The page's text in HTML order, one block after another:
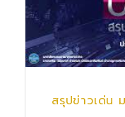
สรุปข่าวเด่น